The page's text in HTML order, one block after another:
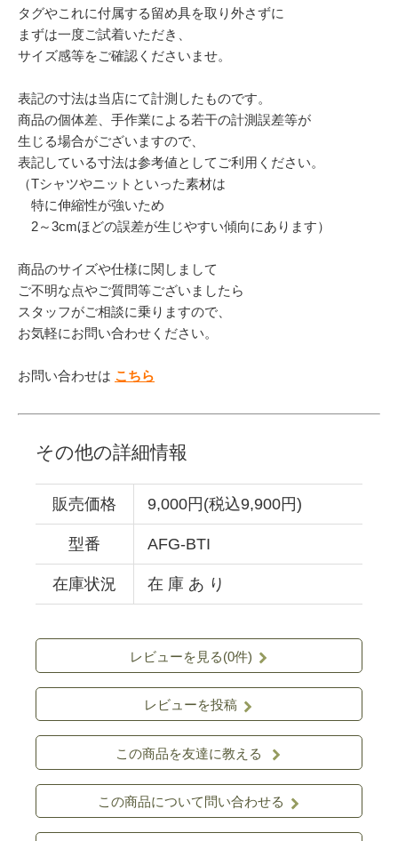
タグやこれに付属する留め具を取り外さずに
まずは一度ご試着いただき、
サイズ感等をご確認くださいませ。
表記の寸法は当店にて計測したものです。
商品の個体差、手作業による若干の計測誤差等が
生じる場合がございますので、
表記している寸法は参考値としてご利用ください。
（Tシャツやニットといった素材は
特に伸縮性が強いため
2～3cmほどの誤差が生じやすい傾向にあります）
商品のサイズや仕様に関しまして
ご不明な点やご質問等ございましたら
スタッフがご相談に乗りますので、
お気軽にお問い合わせください。
お問い合わせは こちら
その他の詳細情報
販売価格 9,000円(税込9,900円)
型番 AFG-BTI
在庫状況 在 庫 あ り
レビューを見る(0件)
レビューを投稿
この商品を友達に教える
この商品について問い合わせる